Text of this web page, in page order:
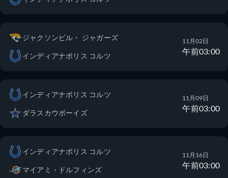
ジャクソンビル・ ジャガーズ
インディアナポリス コルツ
11月02日
午前03:00
インディアナポリス コルツ
ダラスカウボーイズ
11月09日
午前03:00
インディアナポリス コルツ
マイアミ・ドルフィンズ
11月16日
午前03:00